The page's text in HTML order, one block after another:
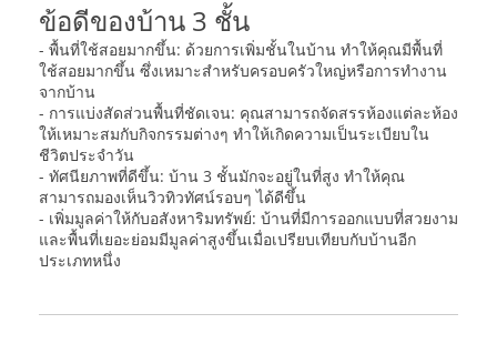
ข้อดีของบ้าน 3 ชั้น
- พื้นที่ใช้สอยมากขึ้น: ด้วยการเพิ่มชั้นในบ้าน ทำให้คุณมีพื้นที่
ใช้สอยมากขึ้น ซึ่งเหมาะสำหรับครอบครัวใหญ่หรือการทำงาน
จากบ้าน
- การแบ่งสัดส่วนพื้นที่ชัดเจน: คุณสามารถจัดสรรห้องแต่ละห้อง
ให้เหมาะสมกับกิจกรรมต่างๆ ทำให้เกิดความเป็นระเบียบใน
ชีวิตประจำวัน
- ทัศนียภาพที่ดีขึ้น: บ้าน 3 ชั้นมักจะอยู่ในที่สูง ทำให้คุณ
สามารถมองเห็นวิวทิวทัศน์รอบๆ ได้ดีขึ้น
- เพิ่มมูลค่าให้กับอสังหาริมทรัพย์: บ้านที่มีการออกแบบที่สวยงาม
และพื้นที่เยอะย่อมมีมูลค่าสูงขึ้นเมื่อเปรียบเทียบกับบ้านอีก
ประเภทหนึ่ง